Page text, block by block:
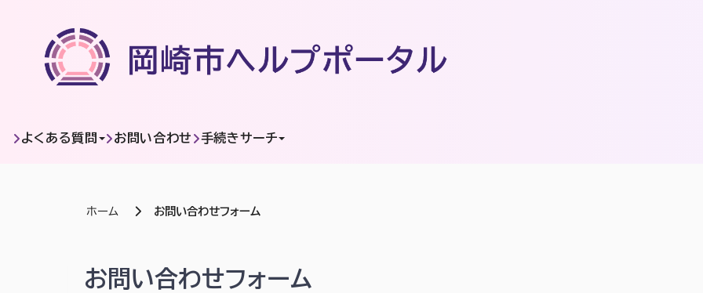
よくある質問 お問い合わせ 手続きサーチ
ホーム お問い合わせフォーム
岡崎市ヘルプポータル | お問い合わせフォーム
お問い合わせフォーム